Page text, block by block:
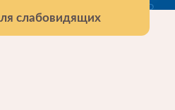
слабовидящих